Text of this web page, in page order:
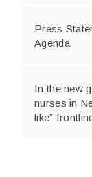
Press
Agenda
In the new
nurses in
like”